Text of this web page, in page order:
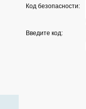
Код безопасности:
Введите код: